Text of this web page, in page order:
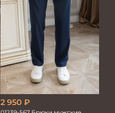
2 950 ₽